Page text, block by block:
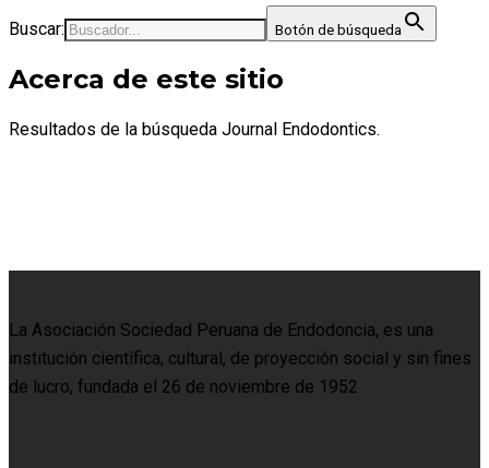
Buscar: Botón de búsqueda
Acerca de este sitio
Resultados de la búsqueda Journal Endodontics.
La Asociación Sociedad Peruana de Endodoncia, es una
institución científica, cultural, de proyección social y sin fines
de lucro, fundada el 26 de noviembre de 1952